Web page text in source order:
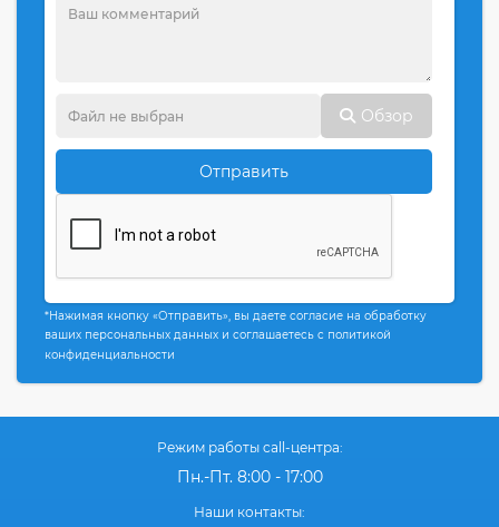
Обзор
Отправить
*Нажимая кнопку «Отправить», вы даете согласие на обработку
ваших персональных данных и соглашаетесь с политикой
конфиденциальности
Режим работы call-центра:
Пн.-Пт. 8:00 - 17:00
Наши контакты: